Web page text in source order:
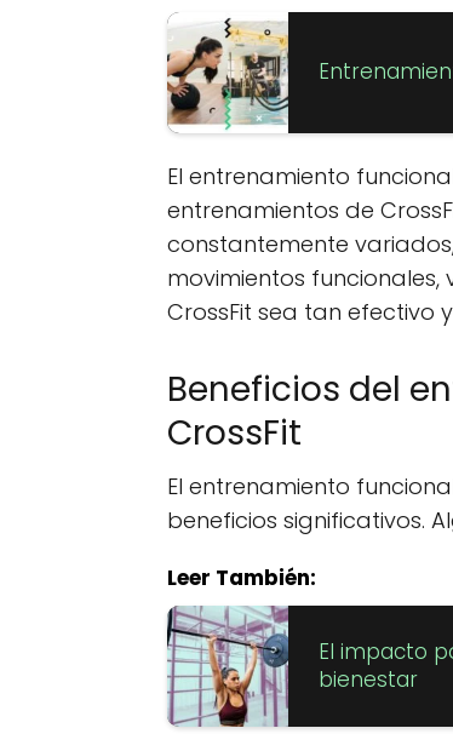
El entrenamiento
entrenamientos de
constantemente
movimientos
CrossFit sea tan efectivo
Beneficios del
CrossFit
El entrenamiento
beneficios significativos.
Leer También:
El impacto
bienestar